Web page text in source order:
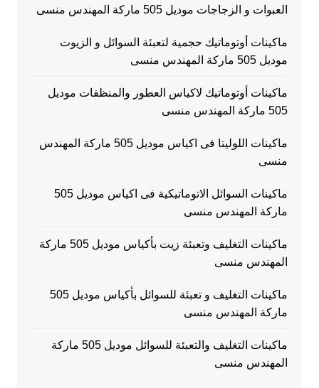
العبوات و الزجاجات موديل 505 ماركة المهندس منسى
ماكينات أوتوماتيك حجمية لتعبئة السوائل و الزيوت
موديل 505 ماركة المهندس منسى
ماكينات أوتوماتيك لاكياس العطور والمنظفات موديل
505 ماركة المهندس منسى
ماكينات اللوليتا فى اكياس موديل 505 ماركة المهندس
منسى
ماكينات السوائل الاتوماتيكية فى اكياس موديل 505
ماركة المهندس منسى
ماكينات التغليف وتعبئة زيت بأكياس موديل 505 ماركة
المهندس منسى
ماكينات التغليف و تعبئة للسوائل بأكياس موديل 505
ماركة المهندس منسى
ماكينات التغليف والتعبئة للسوائل موديل 505 ماركة
المهندس منسى